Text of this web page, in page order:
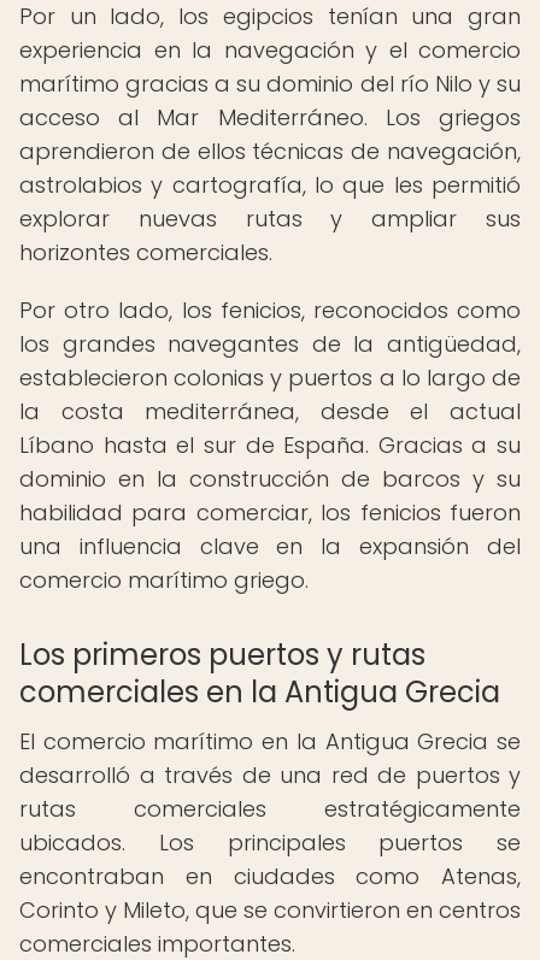
Por un lado, los egipcios tenían una gran
experiencia en la navegación y el comercio
marítimo gracias a su dominio del río Nilo y su
acceso al Mar Mediterráneo. Los griegos
aprendieron de ellos técnicas de navegación,
astrolabios y cartografía, lo que les permitió
explorar nuevas rutas y ampliar sus
horizontes comerciales.
Por otro lado, los fenicios, reconocidos como
los grandes navegantes de la antigüedad,
establecieron colonias y puertos a lo largo de
la costa mediterránea, desde el actual
Líbano hasta el sur de España. Gracias a su
dominio en la construcción de barcos y su
habilidad para comerciar, los fenicios fueron
una influencia clave en la expansión del
comercio marítimo griego.
Los primeros puertos y rutas
comerciales en la Antigua Grecia
El comercio marítimo en la Antigua Grecia se
desarrolló a través de una red de puertos y
rutas comerciales estratégicamente
ubicados. Los principales puertos se
encontraban en ciudades como Atenas,
Corinto y Mileto, que se convirtieron en centros
comerciales importantes.